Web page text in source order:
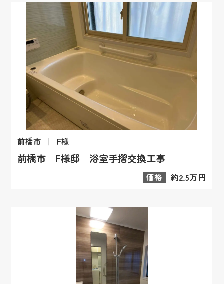
前橋市 F様
前橋市 F様邸 浴室手摺交換工事
価格 約2.5万円